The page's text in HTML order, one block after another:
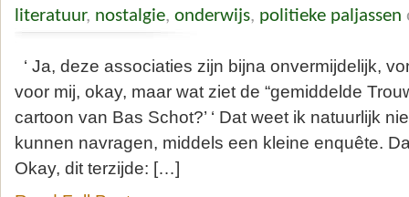
literatuur, nostalgie, onderwijs, politieke paljassen
‘ Ja, deze associaties zijn bijna onvermijdelijk,
voor mij, okay, maar wat ziet de “gemiddelde
cartoon van Bas Schot?’ ‘ Dat weet ik natuurlijk
kunnen navragen, middels een kleine enquête.
Okay, dit terzijde: […]